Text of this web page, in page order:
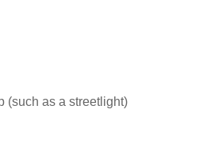
(such as a streetlight)